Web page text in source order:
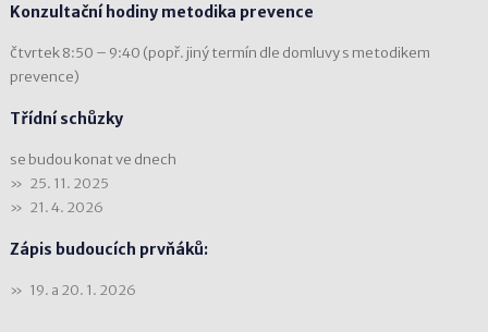
Konzultační hodiny metodika prevence
čtvrtek 8:50 – 9:40 (popř. jiný termín dle domluvy s metodikem
prevence)
Třídní schůzky
se budou konat ve dnech
25. 11. 2025
21. 4. 2026
Zápis budoucích prvňáků:
19. a 20. 1. 2026